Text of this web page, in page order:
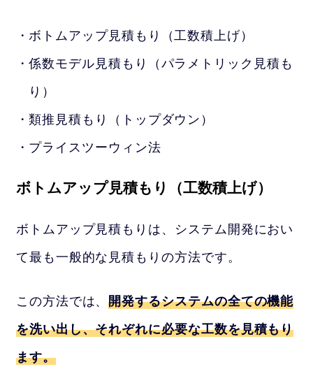
ボトムアップ見積もり（工数積上げ）
係数モデル見積もり（パラメトリック見積も
り）
類推見積もり（トップダウン）
プライスツーウィン法
ボトムアップ見積もり（工数積上げ）
ボトムアップ見積もりは、システム開発におい
て最も一般的な見積もりの方法です。
この方法では、開発するシステムの全ての機能
を洗い出し、それぞれに必要な工数を見積もり
ます。